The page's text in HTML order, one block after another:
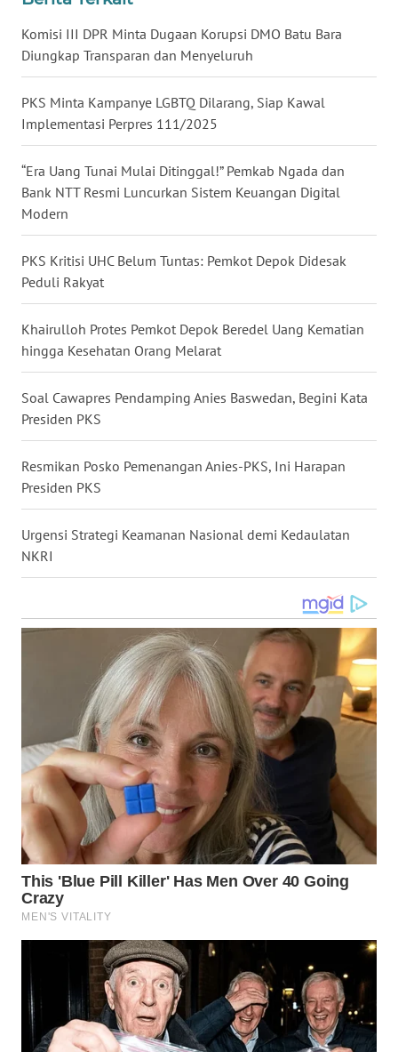
Komisi III DPR Minta Dugaan Korupsi DMO Batu Bara
Diungkap Transparan dan Menyeluruh
PKS Minta Kampanye LGBTQ Dilarang, Siap Kawal
Implementasi Perpres 111/2025
“Era Uang Tunai Mulai Ditinggal!” Pemkab Ngada dan
Bank NTT Resmi Luncurkan Sistem Keuangan Digital
Modern
PKS Kritisi UHC Belum Tuntas: Pemkot Depok Didesak
Peduli Rakyat
Khairulloh Protes Pemkot Depok Beredel Uang Kematian
hingga Kesehatan Orang Melarat
Soal Cawapres Pendamping Anies Baswedan, Begini Kata
Presiden PKS
Resmikan Posko Pemenangan Anies-PKS, Ini Harapan
Presiden PKS
Urgensi Strategi Keamanan Nasional demi Kedaulatan
NKRI
WN
BABEL
SUMBAR
SUMSEL
WN
WN
LAMPUNG
WN
JATENG
WN
NUSANTARA
WN
JOGJA
WN
WN
BALI
WN
KALTENG
WN
KALTARA
WN
KALSEL
SULSEL